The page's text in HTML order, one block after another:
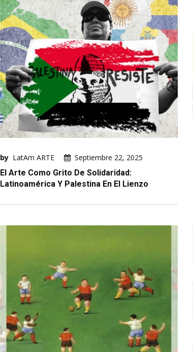
by LatAm ARTE
Septiembre 22, 2025
El Arte Como Grito De Solidaridad:
Latinoamérica Y Palestina En El Lienzo